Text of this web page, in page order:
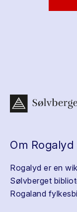
Om Rogalyd
Rogalyd er en
Sølvberget
Rogaland